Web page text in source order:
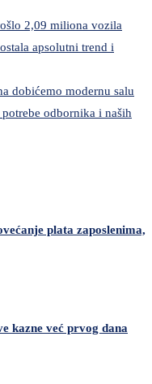
2,09 miliona vozila
apsolutni trend i
dobićemo modernu salu
odbornika i naših
plata zaposlenima,
kazne već prvog dana